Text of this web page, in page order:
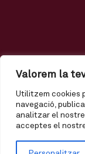
Valorem la
Utilitzem cookies
navegació,
analitzar el
acceptes el
Regals
El meu
Política de